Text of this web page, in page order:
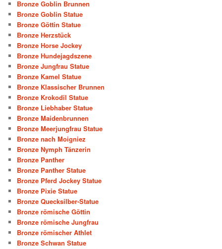
Bronze Goblin Brunnen
Bronze Goblin Statue
Bronze Göttin Statue
Bronze Herzstück
Bronze Horse Jockey
Bronze Hundejagdszene
Bronze Jungfrau Statue
Bronze Kamel Statue
Bronze Klassischer Brunnen
Bronze Krokodil Statue
Bronze Liebhaber Statue
Bronze Maidenbrunnen
Bronze Meerjungfrau Statue
Bronze nach Moigniez
Bronze Nymph Tänzerin
Bronze Panther
Bronze Panther Statue
Bronze Pferd Jockey Statue
Bronze Pixie Statue
Bronze Quecksilber-Statue
Bronze römische Göttin
Bronze römische Jungfrau
Bronze römischer Athlet
Bronze Schwan Statue